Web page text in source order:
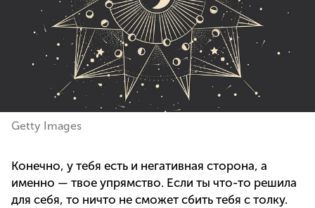
Getty Images
Конечно, у тебя есть и негативная сторона, а
именно — твое упрямство. Если ты что-то решила
для себя, то ничто не сможет сбить тебя с толку.